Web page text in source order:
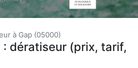
à Gap (05000)
dératiseur (prix, tarif,